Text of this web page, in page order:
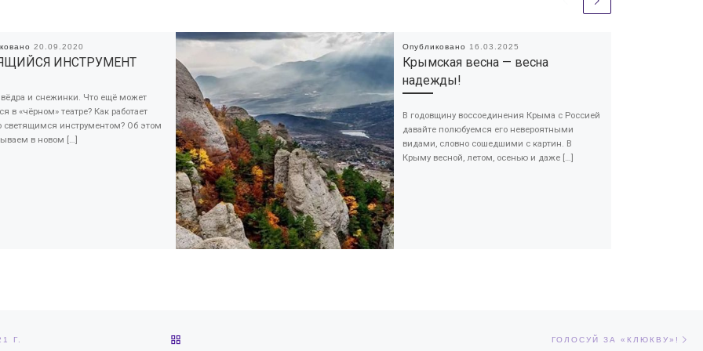
20.09.2020
ИНСТРУМЕНТ
и снежинки. Что ещё может
в «чёрном» театре? Как работает
светящимся инструментом? Об этом
в новом […]
Опубликовано 16.03.2025
Крымская весна — весна
надежды!
В годовщину воссоединения Крыма с Россией
давайте полюбуемся его невероятными
видами, словно сошедшими с картин. В
Крыму весной, летом, осенью и даже […]
Г. ГОЛОСУЙ ЗА «КЛЮКВУ»!